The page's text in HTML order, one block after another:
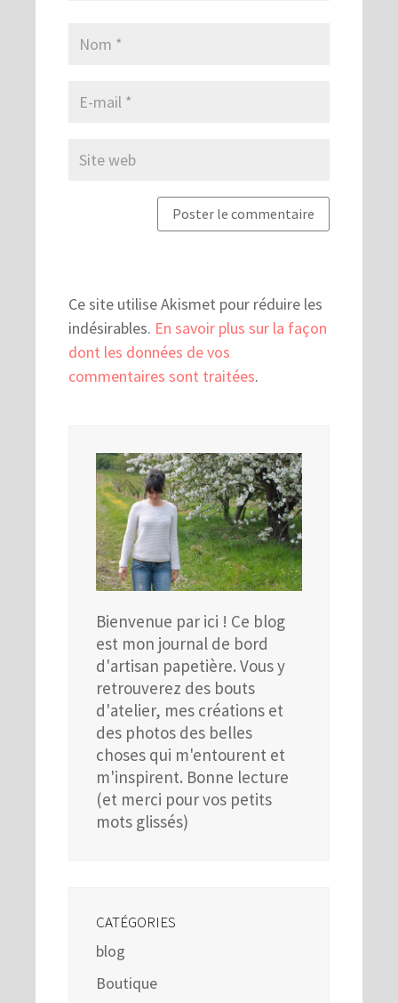
Ce site utilise Akismet pour réduire les
indésirables. En savoir plus sur la façon
dont les données de vos
commentaires sont traitées.
Bienvenue par ici ! Ce blog
est mon journal de bord
d'artisan papetière. Vous y
retrouverez des bouts
d'atelier, mes créations et
des photos des belles
choses qui m'entourent et
m'inspirent. Bonne lecture
(et merci pour vos petits
mots glissés)
CATÉGORIES
blog
Boutique